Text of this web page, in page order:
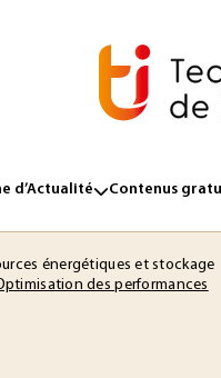
d’Actualité Contenus
énergétiques et stockage
des performances